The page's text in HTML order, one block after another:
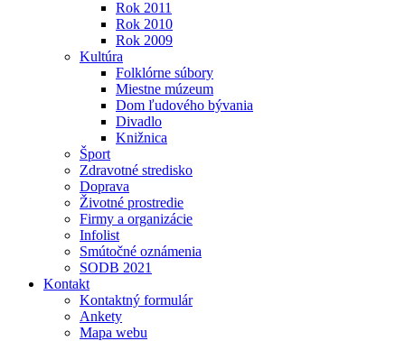
Rok 2011
Rok 2010
Rok 2009
Kultúra
Folklórne súbory
Miestne múzeum
Dom ľudového bývania
Divadlo
Knižnica
Šport
Zdravotné stredisko
Doprava
Životné prostredie
Firmy a organizácie
Infolist
Smútočné oznámenia
SODB 2021
Kontakt
Kontaktný formulár
Ankety
Mapa webu